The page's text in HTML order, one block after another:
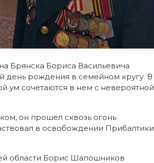
Брянска Бориса Васильевича
день рождения в семейном кругу. В
ум сочетаются в нем с невероятной
он прошел сквозь огонь
в освобождении Прибалтики
области Борис Шапошников